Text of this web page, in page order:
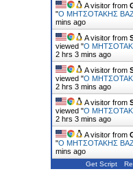
A visitor from
"Ο ΜΗΤΣΟΤΑΚΗΣ
mins ago
A visitor from
viewed "Ο
2 hrs 3 mins ago
A visitor from
viewed "Ο
2 hrs 3 mins ago
A visitor from
viewed "Ο
2 hrs 3 mins ago
A visitor from
"Ο ΜΗΤΣΟΤΑΚΗΣ
mins ago
Get Script